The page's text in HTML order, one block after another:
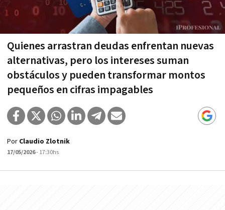
Quienes arrastran deudas enfrentan nuevas
alternativas, pero los intereses suman
obstáculos y pueden transformar montos
pequeños en cifras impagables
Por Claudio Zlotnik
17/05/2026- 17:30hs